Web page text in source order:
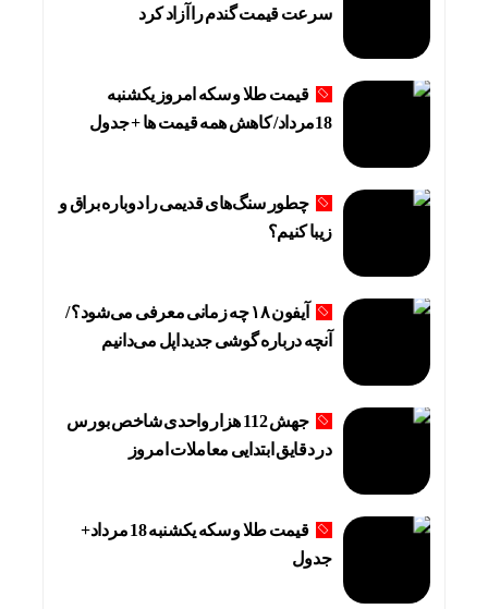
سرعت قیمت گندم را آزاد کرد
قیمت طلا و سکه امروز یکشنبه
18مرداد/ کاهش همه قیمت ها + جدول
چطور سنگ‌های قدیمی را دوباره براق و
زیبا کنیم؟
آیفون ۱۸ چه زمانی معرفی می‌شود؟ /
آنچه درباره گوشی جدید اپل می‌دانیم
جهش 112 هزار واحدی شاخص بورس
در دقایق ابتدایی معاملات امروز
قیمت طلا و سکه یکشنبه 18 مرداد+
جدول